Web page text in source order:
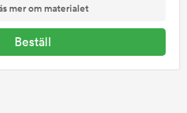
mer om materialet
Beställ